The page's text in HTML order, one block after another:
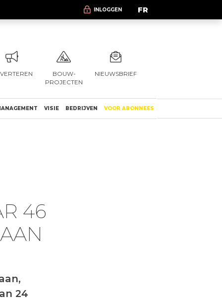
INLOGGEN FR
BOUW-
PROJECTEN
NIEUWSBRIEF
VISIE BEDRIJVEN VOOR ABONNEES
46
24